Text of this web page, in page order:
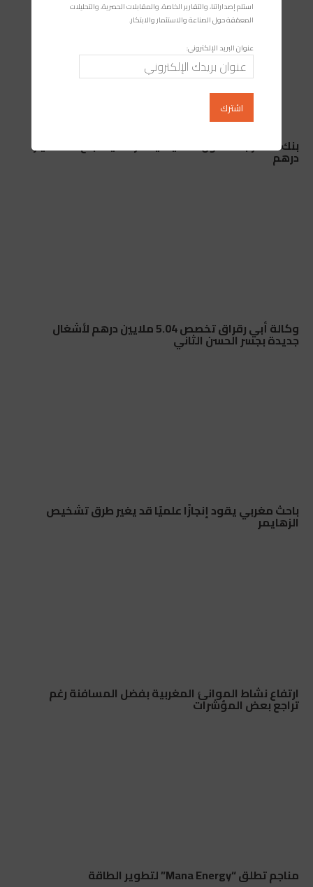
بنك المغرب: الأصول الاحتياطية الرسمية تبلغ 498 مليار
درهم
وكالة أبي رقراق تخصص 5.04 ملايين درهم لأشغال
جديدة بجسر الحسن الثاني
باحث مغربي يقود إنجازًا علميًا قد يغير طرق تشخيص
الزهايمر
ارتفاع نشاط الموانئ المغربية بفضل المسافنة رغم
تراجع بعض المؤشرات
مناجم تطلق “Mana Energy” لتطوير الطاقة
استلم إصداراتنا، والتقارير الخاصة، والمقابلات الحصرية، والتحليلات
المعمّقة حول الصناعة والاستثمار والابتكار.
عنوان البريد الإلكتروني: